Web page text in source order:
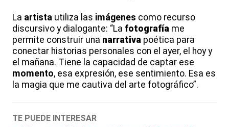
La artista utiliza las imágenes como recurso
discursivo y dialogante: “La fotografía me
permite construir una narrativa poética para
conectar historias personales con el ayer, el hoy y
el mañana. Tiene la capacidad de captar ese
momento, esa expresión, ese sentimiento. Esa es
la magia que me cautiva del arte fotográfico”.
TE PUEDE INTERESAR